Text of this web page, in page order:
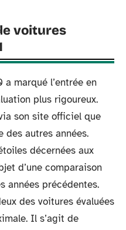
voitures
a marqué l’entrée en
plus rigoureux.
son site officiel que
des autres années.
décernées aux
d’une comparaison
années précédentes.
des voitures évaluées
Il s’agit de